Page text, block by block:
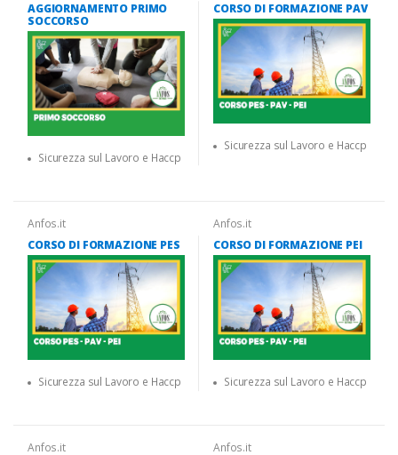
AGGIORNAMENTO PRIMO
SOCCORSO
Sicurezza sul Lavoro e Haccp
CORSO DI FORMAZIONE PAV
Sicurezza sul Lavoro e Haccp
Anfos.it
CORSO DI FORMAZIONE PES
Sicurezza sul Lavoro e Haccp
Anfos.it
CORSO DI FORMAZIONE PEI
Sicurezza sul Lavoro e Haccp
Anfos.it Anfos.it